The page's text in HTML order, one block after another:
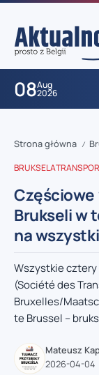
08Aug
2026
Strona główna /
BRUKSELA
Brukseli w
na
Wszystkie cztery
(Société des
Bruxelles/
te Brussel –
Mateusz
2026-04-04